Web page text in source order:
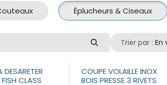
Éplucheurs & Ciseaux
Trier par :
DESARETER
CLASS
COUPE VOLAILLE INOX
BOIS PRESSE 3 RIVETS